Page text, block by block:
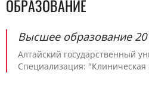
ОБРАЗОВАНИЕ
Высшее образование
Алтайский государственный
Специализация: "Клиническая